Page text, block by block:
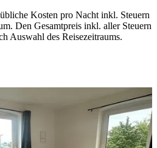
Kosten pro Nacht inkl. Steuern
Den Gesamtpreis inkl. aller Steuern
Auswahl des Reisezeitraums.